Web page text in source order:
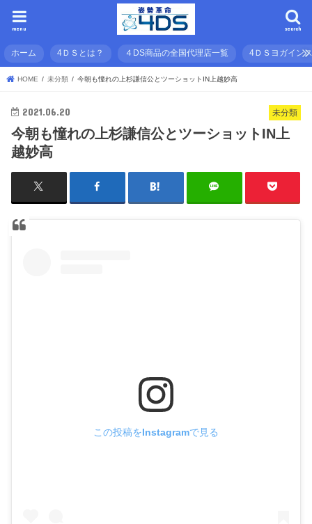
search
menu
ホーム 4ＤＳとは？ ４DS商品の全国代理店一覧 4ＤＳヨガイン
HOME 未分類 今朝も憧れの上杉謙信公とツーショットIN上越妙高
未分類
2021.06.20
今朝も憧れの上杉謙信公とツーショットIN上
越妙高
この投稿をInstagramで見る